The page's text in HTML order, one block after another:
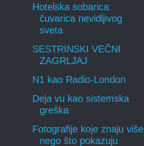
Hotelska sobarica:
čuvarica nevidljivog
sveta
SESTRINSKI VEČNI
ZAGRLJAJ
N1 kao Radio-London
Deja vu kao sistemska
greška
Fotografije koje znaju više
nego što pokazuju